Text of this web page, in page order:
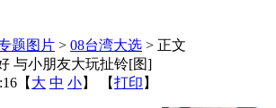
题图片 > 08台湾大选 > 正文
与小朋友大玩扯铃[图]
【 大 中 小】 【打印 】